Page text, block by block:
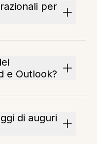
per
e Outlook?
di auguri